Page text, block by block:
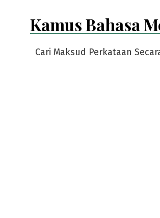
Kamus Bahasa
Cari Maksud Perkataan